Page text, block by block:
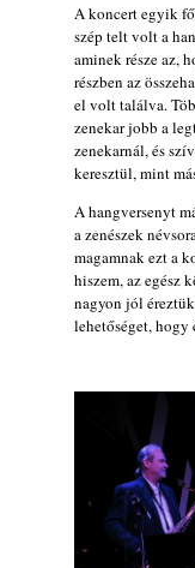
A koncert egyik
szép telt volt a
aminek része az,
részben az
el volt találva.
zenekar jobb a
zenekarnál, és
keresztül, mint
A hangversenyt
a zenészek
magamnak ezt a
hiszem, az egész
nagyon jól
lehetőséget, hogy